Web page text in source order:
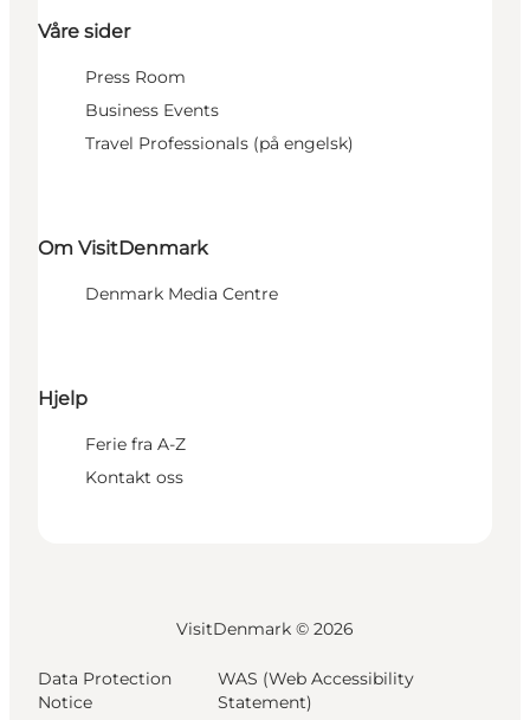
Våre sider
Press Room
Business Events
Travel Professionals (på engelsk)
Om VisitDenmark
Denmark Media Centre
Hjelp
Ferie fra A-Z
Kontakt oss
VisitDenmark © 2026
Data Protection
Notice
WAS (Web Accessibility
Statement)